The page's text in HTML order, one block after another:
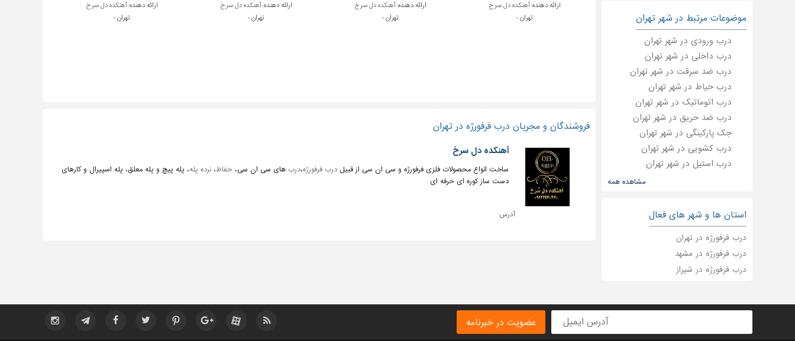
ارائه دهنده:آهنکده دل سرخ
تهران -
ارائه دهنده:آهنکده دل سرخ
تهران -
ارائه دهنده:آهنکده دل سرخ
تهران -
ارائه دهنده:آهنکده دل سرخ
تهران -
فروشندگان و مجریان درب فرفورژه در تهران
آهنکده دل سرخ
ساخت انواع محصولات فلزی فرفورژه و سی ان سی از قبیل درب فرفورژه،درب های سی ان سی، حفاظ، نرده پله، پله پیچ و پله معلق، پله اسپیرال و کارهای
دست ساز کوره ای حرفه ای
آدرس:
موضوعات مرتبط در شهر تهران
درب ورودی در شهر تهران
درب داخلی در شهر تهران
درب ضد سرقت در شهر تهران
درب حیاط در شهر تهران
درب اتوماتیک در شهر تهران
درب ضد حریق در شهر تهران
جک پارکینگی در شهر تهران
درب کشویی در شهر تهران
درب استیل در شهر تهران
درب سکشنال در شهر تهران
درب شیشه ای در شهر تهران
درب لابی در شهر تهران
درب لوکس در شهر تهران
نرده فرفورژه در شهر تهران
درب پارکینگ در شهر تهران
درب آسانسور در شهر تهران
درب آکوستیک در شهر تهران
مشاهده همه
استان ها و شهر های فعال
درب فرفورژه در تهران
درب فرفورژه در مشهد
درب فرفورژه در شیراز
عضویت در خبرنامه